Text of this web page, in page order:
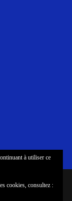
PARIS
à utiliser ce
cookies, consultez :